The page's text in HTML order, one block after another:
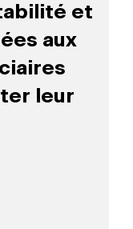
et
aux
leur